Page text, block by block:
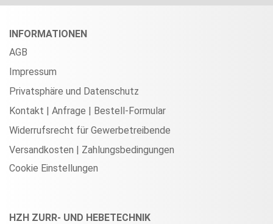
INFORMATIONEN
AGB
Impressum
Privatsphäre und Datenschutz
Kontakt | Anfrage | Bestell-Formular
Widerrufsrecht für Gewerbetreibende
Versandkosten | Zahlungsbedingungen
Cookie Einstellungen
HZH ZURR- UND HEBETECHNIK